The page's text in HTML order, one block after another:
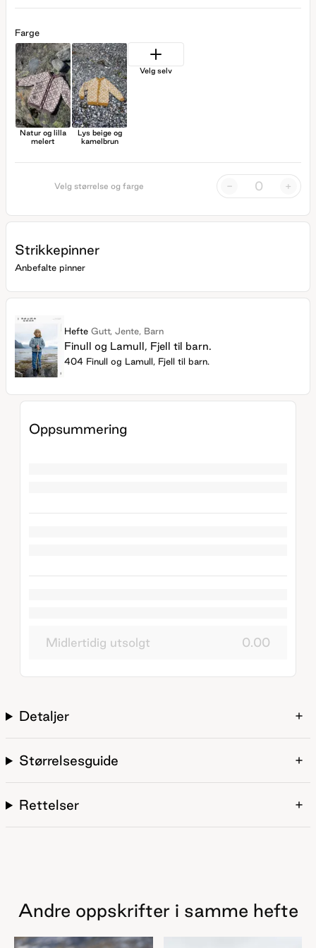
Farge
Natur og lilla
melert
Lys beige og
kamelbrun
Velg selv
Velg størrelse og farge - +
Strikkepinner
Anbefalte pinner
Hefte Gutt, Jente, Barn
Finull og Lamull, Fjell til barn.
404 Finull og Lamull, Fjell til barn.
Oppsummering
Midlertidig utsolgt 0.00
Detaljer
Størrelsesguide
Rettelser
Andre oppskrifter i samme hefte